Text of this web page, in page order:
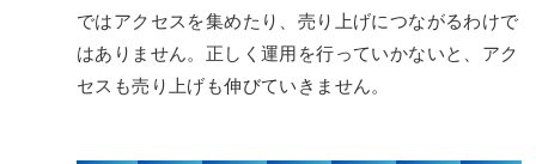
ではアクセスを集めたり、売り上げにつながるわけで
はありません。正しく運用を行っていかないと、アク
セスも売り上げも伸びていきません。